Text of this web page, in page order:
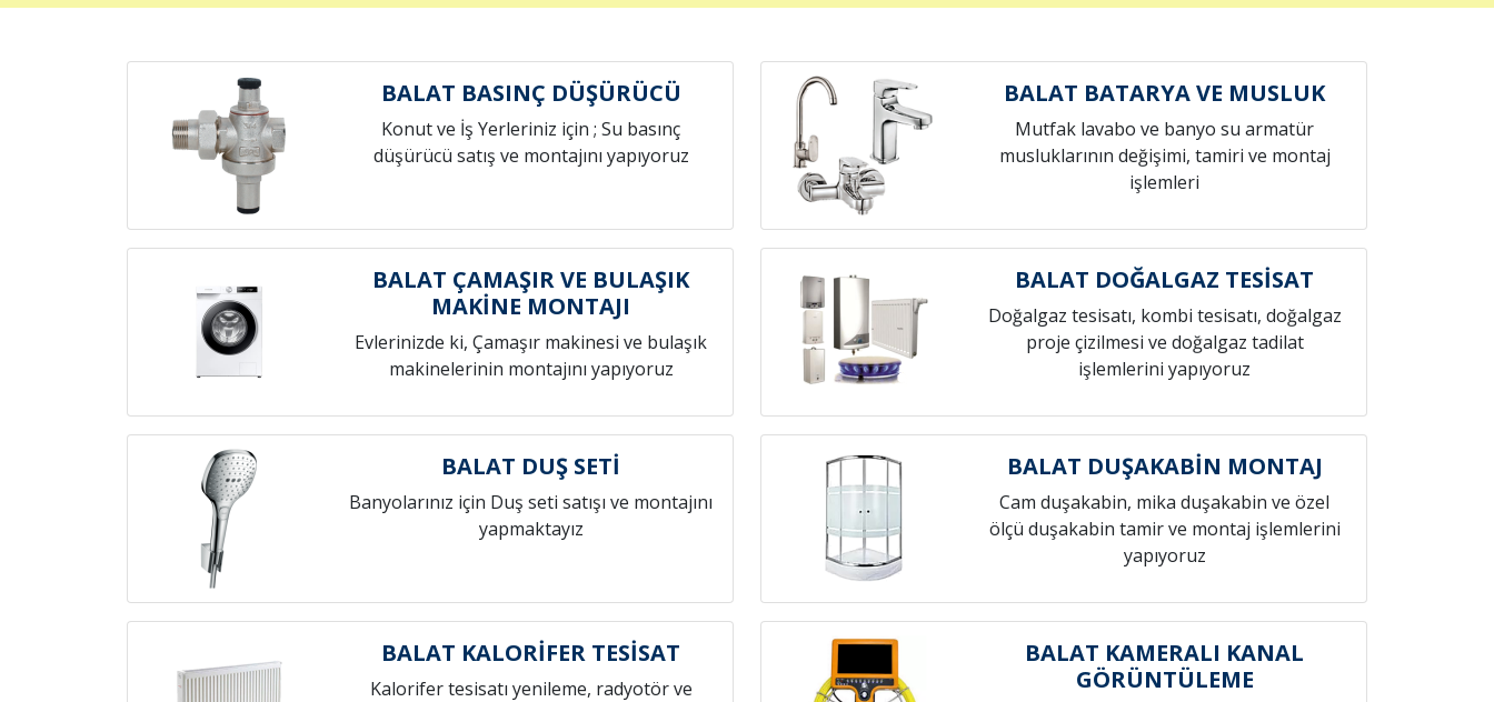
BALAT BASINÇ DÜŞÜRÜCÜ
Konut ve İş Yerleriniz için ; Su basınç
düşürücü satış ve montajını yapıyoruz
BALAT BATARYA VE MUSLUK
Mutfak lavabo ve banyo su armatür
musluklarının değişimi, tamiri ve montaj
işlemleri
BALAT ÇAMAŞIR VE BULAŞIK
MAKİNE MONTAJI
Evlerinizde ki, Çamaşır makinesi ve bulaşık
makinelerinin montajını yapıyoruz
BALAT DOĞALGAZ TESİSAT
Doğalgaz tesisatı, kombi tesisatı, doğalgaz
proje çizilmesi ve doğalgaz tadilat
işlemlerini yapıyoruz
BALAT DUŞ SETİ
Banyolarınız için Duş seti satışı ve montajını
yapmaktayız
BALAT DUŞAKABİN MONTAJ
Cam duşakabin, mika duşakabin ve özel
ölçü duşakabin tamir ve montaj işlemlerini
yapıyoruz
BALAT KALORİFER TESİSAT
Kalorifer tesisatı yenileme, radyotör ve
BALAT KAMERALI KANAL
GÖRÜNTÜLEME